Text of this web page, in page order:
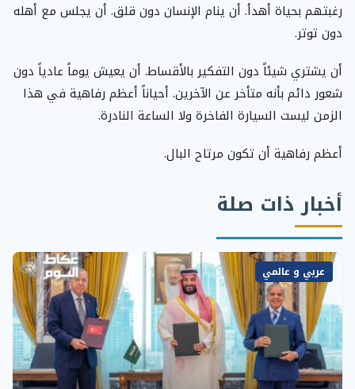
رغبتهم بحياة أهدأ. أن ينام الإنسان دون قلق. أن يجلس مع أهله
دون توتر.
أن يشتري شيئاً دون التفكير بالأقساط. أن يعيش يوماً عادياً دون
شعور دائم بأنه متأخر عن الآخرين. أحياناً أعظم رفاهية في هذا
الزمن ليست السيارة الفاخرة ولا الساعة النادرة.
أعظم رفاهية أن تكون مرتاح البال.
أخبار ذات صلة
عربي و عالمي